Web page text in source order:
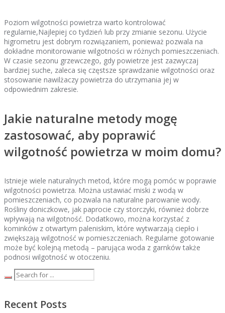
Poziom wilgotności powietrza warto kontrolować
regularnie,Najlepiej co tydzień lub przy zmianie sezonu. Użycie
higrometru jest dobrym rozwiązaniem, ponieważ pozwala na
dokładne monitorowanie wilgotności w różnych pomieszczeniach.
W czasie sezonu grzewczego, gdy powietrze jest zazwyczaj
bardziej suche, zaleca się częstsze sprawdzanie wilgotności oraz
stosowanie nawilżaczy powietrza do utrzymania jej w
odpowiednim zakresie.
Jakie naturalne metody mogę
zastosować, aby poprawić
wilgotność powietrza w moim domu?
Istnieje wiele naturalnych metod, które mogą pomóc w poprawie
wilgotności powietrza. Można ustawiać miski z wodą w
pomieszczeniach, co pozwala na naturalne parowanie wody.
Rośliny doniczkowe, jak paprocie czy storczyki, również dobrze
wpływają na wilgotność. Dodatkowo, można korzystać z
kominków z otwartym paleniskim, które wytwarzają ciepło i
zwiększają wilgotność w pomieszczeniach. Regularne gotowanie
może być kolejną metodą – parująca woda z garnków także
podnosi wilgotność w otoczeniu.
Recent Posts